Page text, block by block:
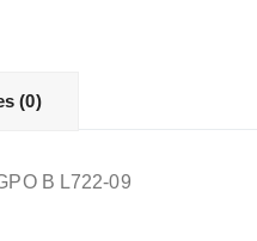
(0)
B L722-09